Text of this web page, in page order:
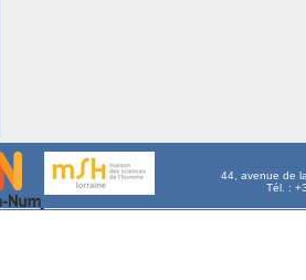
44, avenue de
Tél. :